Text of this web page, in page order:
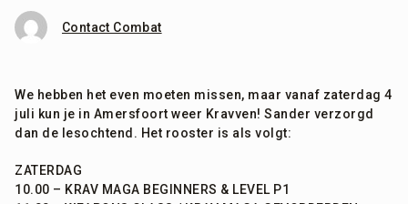
Contact Combat
We hebben het even moeten missen, maar vanaf zaterdag 4
juli kun je in Amersfoort weer Kravven! Sander verzorgd
dan de lesochtend. Het rooster is als volgt:
ZATERDAG
10.00 – KRAV MAGA BEGINNERS & LEVEL P1